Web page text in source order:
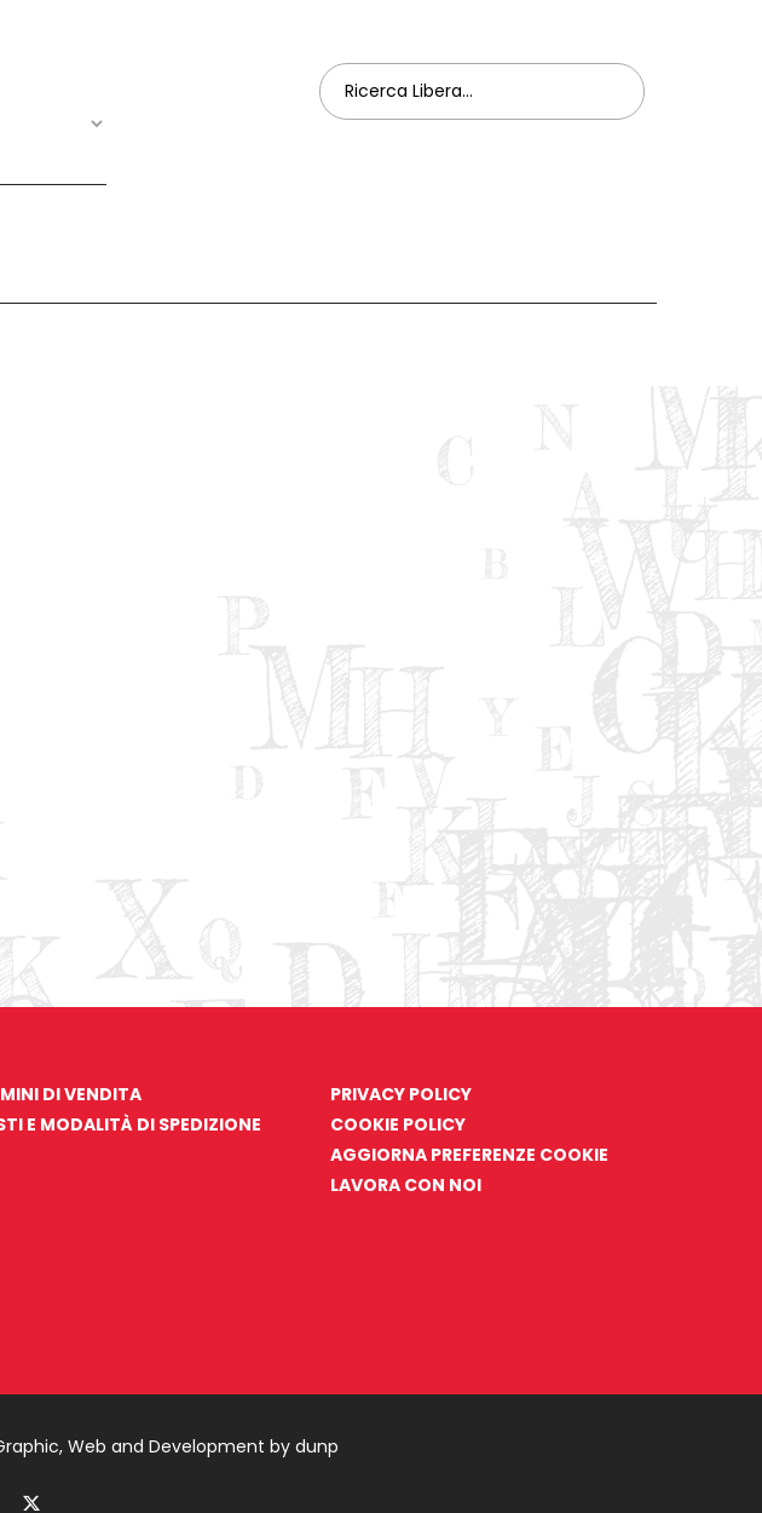
DI VENDITA
E MODALITÀ DI SPEDIZIONE
PRIVACY POLICY
COOKIE POLICY
AGGIORNA PREFERENZE COOKIE
LAVORA CON NOI
Web and Development by dunp